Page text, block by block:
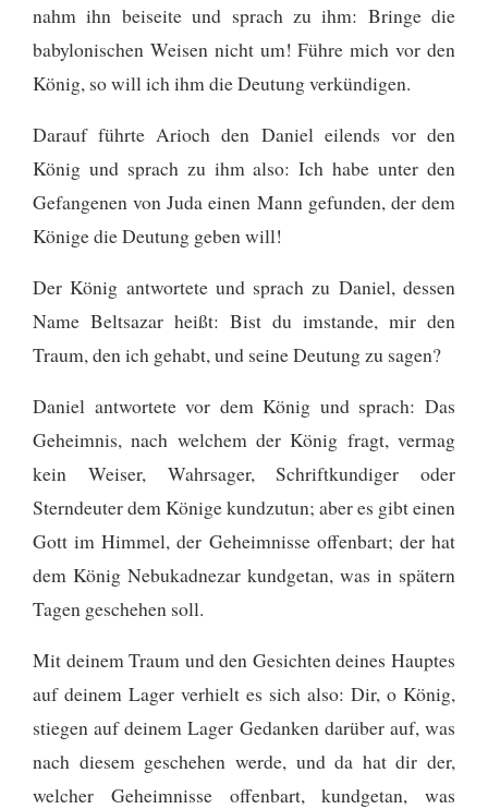
nahm ihn beiseite und sprach zu ihm: Bringe die
babylonischen Weisen nicht um! Führe mich vor den
König, so will ich ihm die Deutung verkündigen.
Darauf führte Arioch den Daniel eilends vor den
König und sprach zu ihm also: Ich habe unter den
Gefangenen von Juda einen Mann gefunden, der dem
Könige die Deutung geben will!
Der König antwortete und sprach zu Daniel, dessen
Name Beltsazar heißt: Bist du imstande, mir den
Traum, den ich gehabt, und seine Deutung zu sagen?
Daniel antwortete vor dem König und sprach: Das
Geheimnis, nach welchem der König fragt, vermag
kein Weiser, Wahrsager, Schriftkundiger oder
Sterndeuter dem Könige kundzutun; aber es gibt einen
Gott im Himmel, der Geheimnisse offenbart; der hat
dem König Nebukadnezar kundgetan, was in spätern
Tagen geschehen soll.
Mit deinem Traum und den Gesichten deines Hauptes
auf deinem Lager verhielt es sich also: Dir, o König,
stiegen auf deinem Lager Gedanken darüber auf, was
nach diesem geschehen werde, und da hat dir der,
welcher Geheimnisse offenbart, kundgetan, was